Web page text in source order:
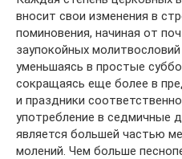
вносит свои изменения в
поминовения, начиная от
заупокойных
уменьшаясь в простые
сокращаясь еще более в
и праздники
употребление в седмичные
является большей частью
молений. Чем больше